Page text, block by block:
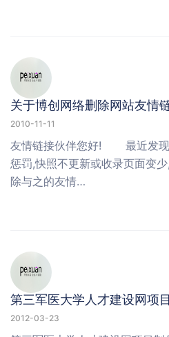
关于博创网络删除网站友情
2010-11-11
友情链接伙伴您好! 最近发现
惩罚,快照不更新或收录页面变
除与之的友情…
第三军医大学人才建设网项
2012-03-23